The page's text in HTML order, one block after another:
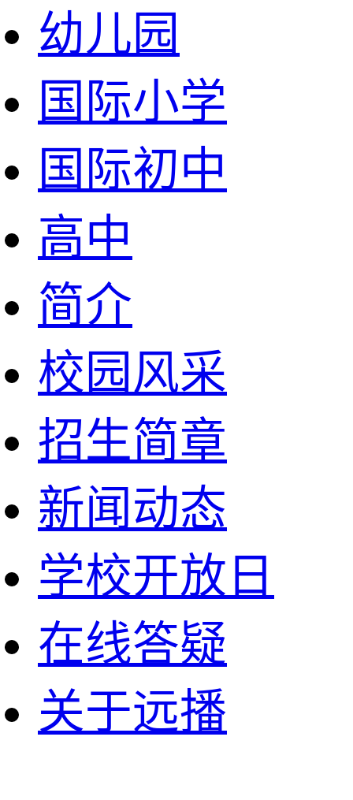
幼儿园
国际小学
国际初中
高中
简介
校园风采
招生简章
新闻动态
学校开放日
在线答疑
关于远播